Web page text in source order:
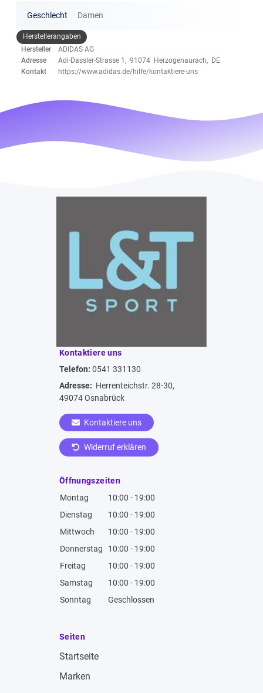
Geschlecht Damen
Herstellerangaben
Hersteller
ADIDAS AG
Adresse
Adi-Dassler-Strasse 1, 91074 Herzogenaurach, DE
Kontakt
https://www.adidas.de/hilfe/kontaktiere-uns
Kontaktiere uns
Telefon: 0541 331130
Adresse: Herrenteichstr. 28-30,
49074 Osnabrück
Kontaktiere uns
Widerruf erklären
Öffnungszeiten
Montag
10:00 - 19:00
Dienstag
10:00 - 19:00
Mittwoch
10:00 - 19:00
Donnerstag
10:00 - 19:00
Freitag
10:00 - 19:00
Samstag
10:00 - 19:00
Sonntag
Geschlossen
Seiten
Startseite
Marken